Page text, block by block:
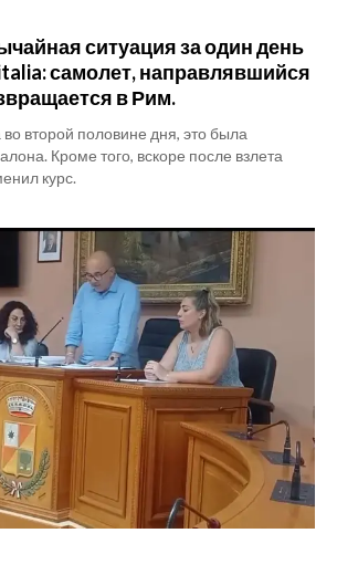
ситуация за один день
самолет, направлявшийся
в Рим.
второй половине дня, это была
Кроме того, вскоре после взлета
курс.